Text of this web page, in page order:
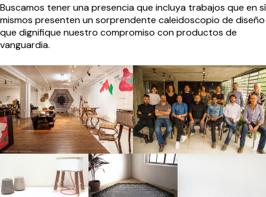
Buscamos tener una presencia que incluya trabajos que en sí
mismos presenten un sorprendente caleidoscopio de diseño
que dignifique nuestro compromiso con productos de
vanguardia.